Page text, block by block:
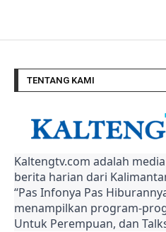
TENTANG KAMI
Kaltengtv.com adalah
berita harian dari
“Pas Infonya Pas
menampilkan program-
Untuk Perempuan, dan